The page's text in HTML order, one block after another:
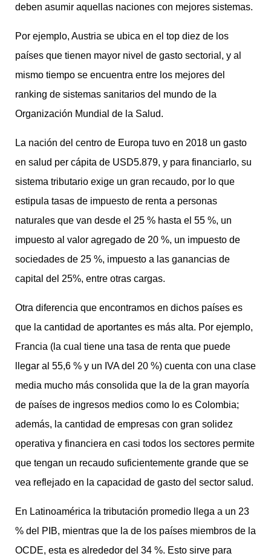
deben asumir aquellas naciones con mejores sistemas.
Por ejemplo, Austria se ubica en el top diez de los
países que tienen mayor nivel de gasto sectorial, y al
mismo tiempo se encuentra entre los mejores del
ranking de sistemas sanitarios del mundo de la
Organización Mundial de la Salud.
La nación del centro de Europa tuvo en 2018 un gasto
en salud per cápita de USD5.879, y para financiarlo, su
sistema tributario exige un gran recaudo, por lo que
estipula tasas de impuesto de renta a personas
naturales que van desde el 25 % hasta el 55 %, un
impuesto al valor agregado de 20 %, un impuesto de
sociedades de 25 %, impuesto a las ganancias de
capital del 25%, entre otras cargas.
Otra diferencia que encontramos en dichos países es
que la cantidad de aportantes es más alta. Por ejemplo,
Francia (la cual tiene una tasa de renta que puede
llegar al 55,6 % y un IVA del 20 %) cuenta con una clase
media mucho más consolida que la de la gran mayoría
de países de ingresos medios como lo es Colombia;
además, la cantidad de empresas con gran solidez
operativa y financiera en casi todos los sectores permite
que tengan un recaudo suficientemente grande que se
vea reflejado en la capacidad de gasto del sector salud.
En Latinoamérica la tributación promedio llega a un 23
% del PIB, mientras que la de los países miembros de la
OCDE, esta es alrededor del 34 %. Esto sirve para